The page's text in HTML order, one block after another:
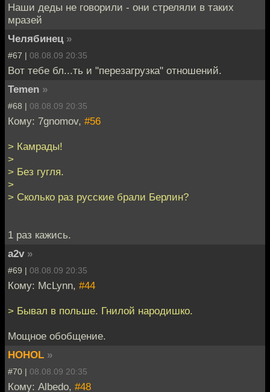
Наши деды не говорили - они стреляли в таких
мразей
Челябинец »
#67 | 08.08.09 20:35
Вот тебе бл...ть и "перезагрузка" отношений.
Temen »
#68 | 08.08.09 20:35
Кому: 7gnomov, #56
> Камрады!
>
> Без гугля.
>
> Сколько раз русские брали Берлин?
1 раз кажись.
a2v »
#69 | 08.08.09 20:35
Кому: McLynn, #44
> Бывал в польше. Гнилой народишко.
Мощное обобщение.
HOHOL »
#70 | 08.08.09 20:35
Кому: Albedo, #48